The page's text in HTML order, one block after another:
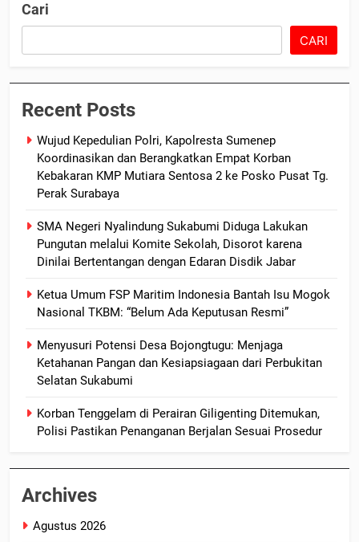
Cari
CARI
Recent Posts
Wujud Kepedulian Polri, Kapolresta Sumenep
Koordinasikan dan Berangkatkan Empat Korban
Kebakaran KMP Mutiara Sentosa 2 ke Posko Pusat Tg.
Perak Surabaya
SMA Negeri Nyalindung Sukabumi Diduga Lakukan
Pungutan melalui Komite Sekolah, Disorot karena
Dinilai Bertentangan dengan Edaran Disdik Jabar
Ketua Umum FSP Maritim Indonesia Bantah Isu Mogok
Nasional TKBM: “Belum Ada Keputusan Resmi”
Menyusuri Potensi Desa Bojongtugu: Menjaga
Ketahanan Pangan dan Kesiapsiagaan dari Perbukitan
Selatan Sukabumi
Korban Tenggelam di Perairan Giligenting Ditemukan,
Polisi Pastikan Penanganan Berjalan Sesuai Prosedur
Archives
Agustus 2026